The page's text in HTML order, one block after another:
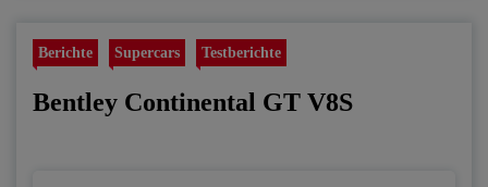
Berichte Supercars Testberichte
Bentley Continental GT V8S